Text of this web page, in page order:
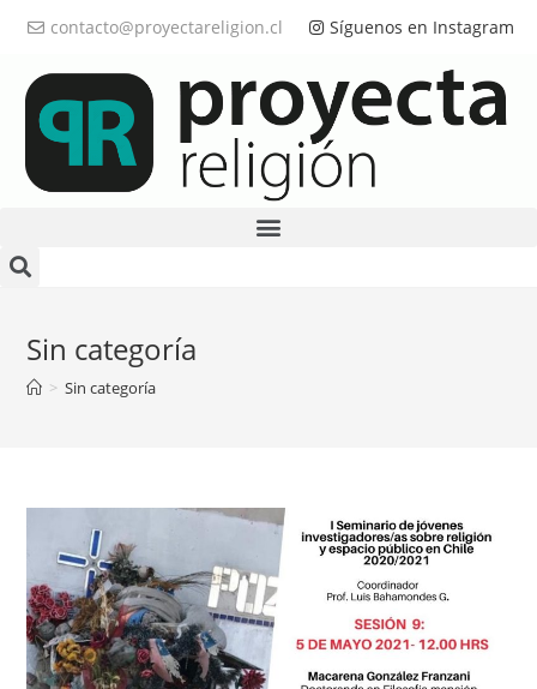
contacto@proyectareligion.cl Síguenos en Instagram
Sin categoría
> Sin categoría